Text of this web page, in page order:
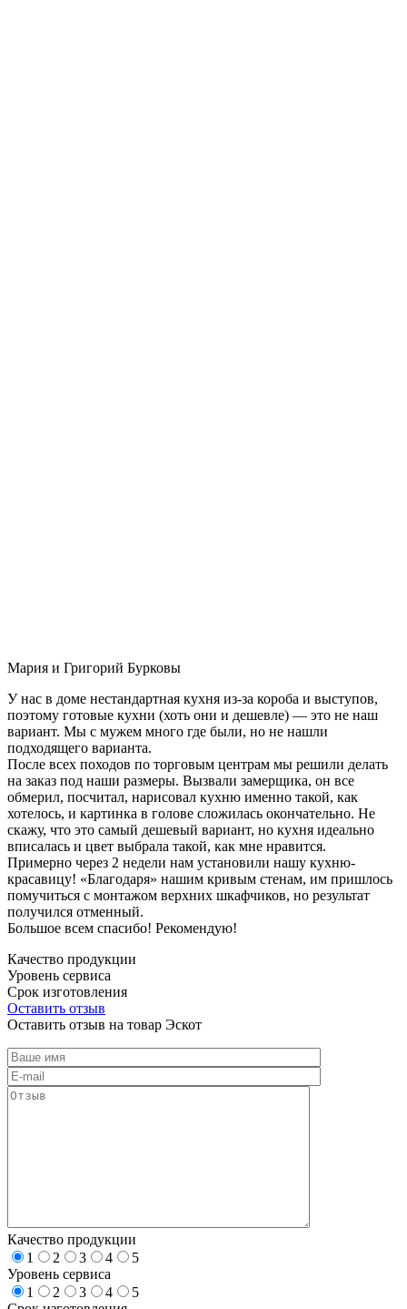
Мария и Григорий Бурковы
У нас в доме нестандартная кухня из-за короба и выступов,
поэтому готовые кухни (хоть они и дешевле) — это не наш
вариант. Мы с мужем много где были, но не нашли
подходящего варианта.
После всех походов по торговым центрам мы решили делать
на заказ под наши размеры. Вызвали замерщика, он все
обмерил, посчитал, нарисовал кухню именно такой, как
хотелось, и картинка в голове сложилась окончательно. Не
скажу, что это самый дешевый вариант, но кухня идеально
вписалась и цвет выбрала такой, как мне нравится.
Примерно через 2 недели нам установили нашу кухню-
красавицу! «Благодаря» нашим кривым стенам, им пришлось
помучиться с монтажом верхних шкафчиков, но результат
получился отменный.
Большое всем спасибо! Рекомендую!
Качество продукции
Уровень сервиса
Срок изготовления
Оставить отзыв
Оставить отзыв на товар Эскот
Качество продукции
1
2 3 4
5
Уровень сервиса
1
2 3 4
5